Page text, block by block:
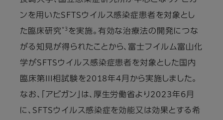
ンを用いたSFTSウイルス感染症患者を対象とし
た臨床研究 *3 を実施。有効な治療法の開発につな
がる知見が得られたことから、富士フイルム富山化
学がSFTSウイルス感染症患者を対象とした国内
臨床第III相試験を2018年4月から実施しました。
なお、「アビガン」は、厚生労働省より2023年6月
に、SFTSウイルス感染症を効能又は効果とする希